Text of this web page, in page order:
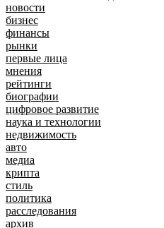
новости
бизнес
финансы
рынки
первые лица
мнения
рейтинги
биографии
цифровое развитие
наука и технологии
недвижимость
авто
медиа
крипта
стиль
политика
расследования
архив